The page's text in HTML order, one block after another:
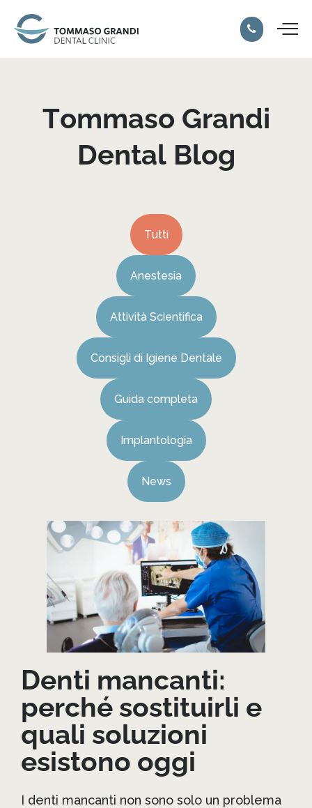
Tommaso Grandi
Dental Blog
Anestesia
Attività Scientifica
Consigli di Igiene Dentale
Guida completa
Implantologia
News
Tutti
Denti mancanti:
perché sostituirli e
quali soluzioni
esistono oggi
I denti mancanti non sono solo un problema